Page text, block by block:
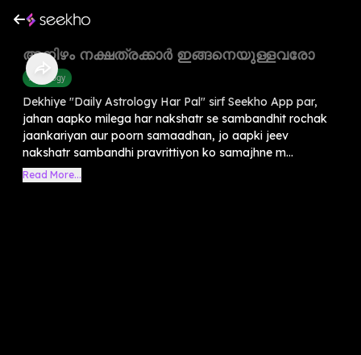
അനിഴം നക്ഷത്രക്കാർ ഇങ്ങനെയുള്ളവരോ
Astrology
Dekhiye "Daily Astrology Har Pal" sirf Seekho App par,
jahan aapko milega har nakshatr se sambandhit rochak
jaankariyan aur poorn samaadhan, jo aapki jeev
nakshatr sambandhi pravrittiyon ko samajhne m...
Read More...